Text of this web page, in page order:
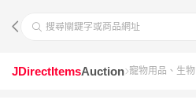
搜尋關鍵字或商品網址
JDirectItemsAuction 寵物用品、生物